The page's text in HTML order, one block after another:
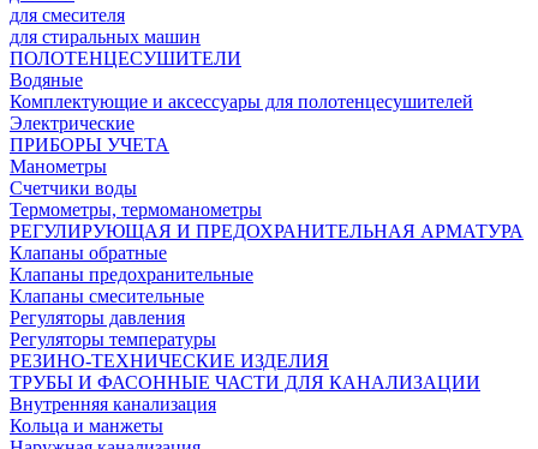
для смесителя
для стиральных машин
ПОЛОТЕНЦЕСУШИТЕЛИ
Водяные
Комплектующие и аксессуары для полотенцесушителей
Электрические
ПРИБОРЫ УЧЕТА
Манометры
Счетчики воды
Термометры, термоманометры
РЕГУЛИРУЮЩАЯ И ПРЕДОХРАНИТЕЛЬНАЯ АРМАТУРА
Клапаны обратные
Клапаны предохранительные
Клапаны смесительные
Регуляторы давления
Регуляторы температуры
РЕЗИНО-ТЕХНИЧЕСКИЕ ИЗДЕЛИЯ
ТРУБЫ И ФАСОННЫЕ ЧАСТИ ДЛЯ КАНАЛИЗАЦИИ
Внутренняя канализация
Кольца и манжеты